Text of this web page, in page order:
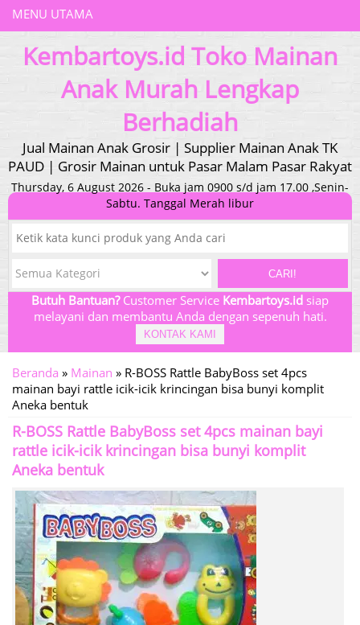
MENU UTAMA
Kembartoys.id Toko Mainan
Anak Murah Lengkap
Berhadiah
Jual Mainan Anak Grosir | Supplier Mainan Anak TK
PAUD | Grosir Mainan untuk Pasar Malam Pasar Rakyat
Thursday, 6 August 2026 - Buka jam 0900 s/d jam 17.00 ,Senin-
Sabtu. Tanggal Merah libur
CARI!
Butuh Bantuan?Customer Service Kembartoys.id siap
melayani dan membantu Anda dengan sepenuh hati.
KONTAK KAMI
Beranda » Mainan » R-BOSS Rattle BabyBoss set 4pcs
mainan bayi rattle icik-icik krincingan bisa bunyi komplit
Aneka bentuk
R-BOSS Rattle BabyBoss set 4pcs mainan bayi
rattle icik-icik krincingan bisa bunyi komplit
Aneka bentuk